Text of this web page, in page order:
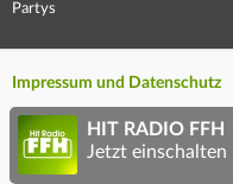
Partys
Impressum und Datenschutz
HIT RADIO FFH
Jetzt einschalten